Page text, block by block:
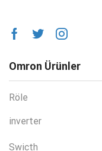
Omron Ürünler
Röle
inverter
Swicth